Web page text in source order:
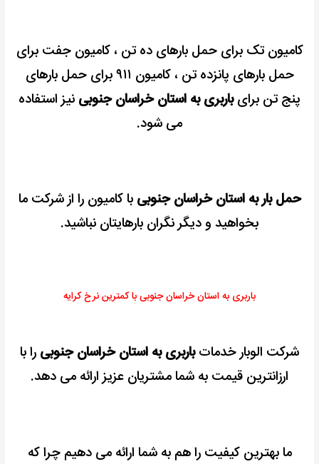
کامیون تک برای حمل بارهای ده تن ، کامیون جفت برای
حمل بارهای پانزده تن ، کامیون ۹۱۱ برای حمل بارهای
پنج تن برایباربری به استان خراسان جنوبی نیز استفاده
می شود.
حمل بار به استان خراسان جنوبی با کامیون را از شرکت ما
بخواهید و دیگر نگران بارهایتان نباشید.
باربری به استان خراسان جنوبی با کمترین نرخ کرایه
شرکت الوبار خدماتباربری به استان خراسان جنوبی را با
ارزانترین قیمت به شما مشتریان عزیز ارائه می دهد.
ما بهترین کیفیت را هم به شما ارائه می دهیم چرا که